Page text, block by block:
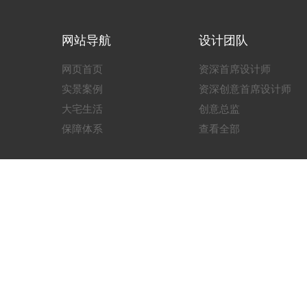
网站导航
网页首页
实景案例
大宅生活
保障体系
设计团队
资深首席设计师
资深创意首席设计师
创意总监
查看全部